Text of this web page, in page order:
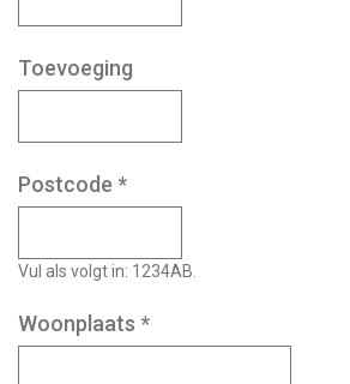
Toevoeging
Postcode *
Vul als volgt in: 1234AB.
Woonplaats *